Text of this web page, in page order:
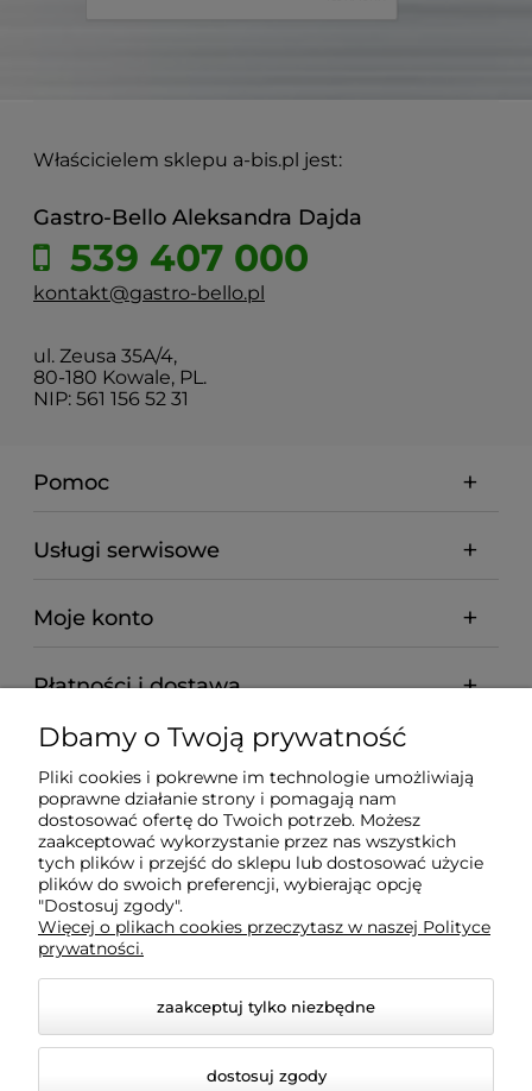
Właścicielem sklepu a-bis.pl jest:
Gastro-Bello Aleksandra Dajda
539 407 000
kontakt@gastro-bello.pl
ul. Zeusa 35A/4,
80-180 Kowale, PL.
NIP: 561 156 52 31
Pomoc
Usługi serwisowe
Moje konto
Płatności i dostawa
Informacje
O nas
Wyposażenie Gastronomii - Projekty Technologiczne -
Sklep Gastronomiczny - Serwis Sprzętu
Gastronomicznego | Gdańsk - Trójmiasto - Pomorskie
Dbamy o Twoją prywatność
Pliki cookies i pokrewne im technologie umożliwiają
poprawne działanie strony i pomagają nam
dostosować ofertę do Twoich potrzeb. Możesz
zaakceptować wykorzystanie przez nas wszystkich
tych plików i przejść do sklepu lub dostosować użycie
plików do swoich preferencji, wybierając opcję
"Dostosuj zgody".
Więcej o plikach cookies przeczytasz w naszej Polityce
prywatności.
zaakceptuj tylko niezbędne
dostosuj zgody